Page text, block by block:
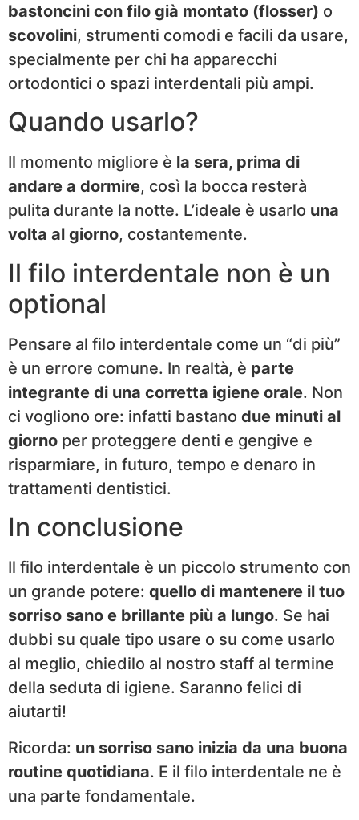
bastoncini con filo già montato (flosser) o
scovolini, strumenti comodi e facili da usare,
specialmente per chi ha apparecchi
ortodontici o spazi interdentali più ampi.
Quando usarlo?
Il momento migliore è la sera, prima di
andare a dormire, così la bocca resterà
pulita durante la notte. L’ideale è usarlo una
volta al giorno, costantemente.
Il filo interdentale non è un
optional
Pensare al filo interdentale come un “di più”
è un errore comune. In realtà, è parte
integrante di una corretta igiene orale. Non
ci vogliono ore: infatti bastano due minuti al
giorno per proteggere denti e gengive e
risparmiare, in futuro, tempo e denaro in
trattamenti dentistici.
In conclusione
Il filo interdentale è un piccolo strumento con
un grande potere: quello di mantenere il tuo
sorriso sano e brillante più a lungo. Se hai
dubbi su quale tipo usare o su come usarlo
al meglio, chiedilo al nostro staff al termine
della seduta di igiene. Saranno felici di
aiutarti!
Ricorda: un sorriso sano inizia da una buona
routine quotidiana. E il filo interdentale ne è
una parte fondamentale.